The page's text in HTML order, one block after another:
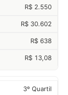
R$ 2.550
R$ 30.602
R$ 638
R$ 13,08
3º Quartil